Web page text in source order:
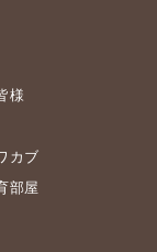
様
カブ
部屋